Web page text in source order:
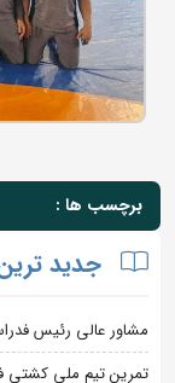
برچسب ها :
جدید
مشاور عالی رئیس
تمرین تیم ملی کشتی